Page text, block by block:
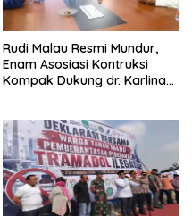
Rudi Malau Resmi Mundur,
Enam Asosiasi Kontruksi
Kompak Dukung dr. Karlina